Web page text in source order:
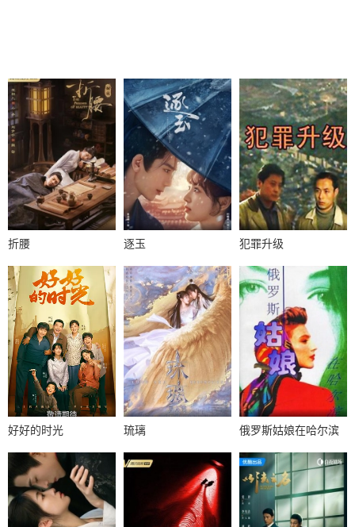
折腰 逐玉 犯罪升级
好好的时光 琉璃 俄罗斯姑娘在哈尔滨